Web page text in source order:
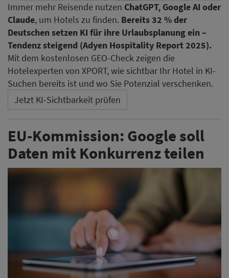
Immer mehr Reisende nutzen ChatGPT, Google AI oder
Claude, um Hotels zu finden. Bereits 32 % der
Deutschen setzen KI für ihre Urlaubsplanung ein –
Tendenz steigend (Adyen Hospitality Report 2025).
Mit dem kostenlosen GEO-Check zeigen die
Hotelexperten von XPORT, wie sichtbar Ihr Hotel in KI-
Suchen bereits ist und wo Sie Potenzial verschenken.
Jetzt KI-Sichtbarkeit prüfen
EU-Kommission: Google soll
Daten mit Konkurrenz teilen